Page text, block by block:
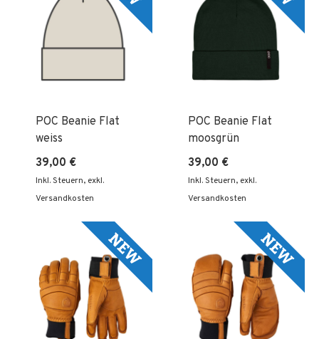
POC Beanie Flat
weiss
39,00 €
Inkl. Steuern, exkl.
Versandkosten
POC Beanie Flat
moosgrün
39,00 €
Inkl. Steuern, exkl.
Versandkosten